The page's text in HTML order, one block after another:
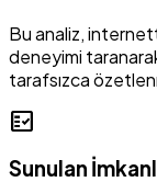
Bu analiz,
deneyimi
tarafsızca
fact_check
Sunulan